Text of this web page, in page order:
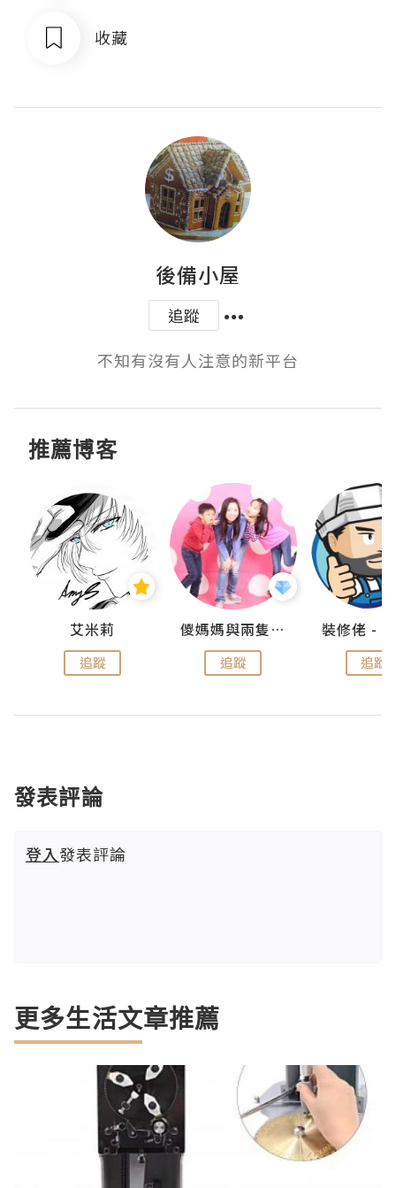
收藏
後備小屋
追蹤
不知有沒有人注意的新平台
推薦博客
艾米莉
追蹤
儍媽媽與兩隻小魔怪之家
追蹤 追蹤
發表評論
登入發表評論
更多生活文章推薦